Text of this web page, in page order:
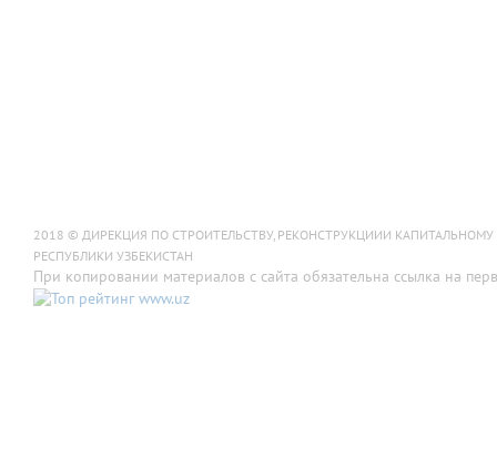
2018 © ДИРЕКЦИЯ ПО СТРОИТЕЛЬСТВУ, РЕКОНСТРУКЦИИИ
РЕСПУБЛИКИ УЗБЕКИСТАН
При копировании материалов с сайта обязательна ссылка на